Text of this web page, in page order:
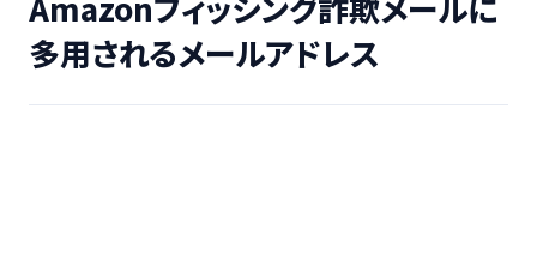
多用されるメールアドレス